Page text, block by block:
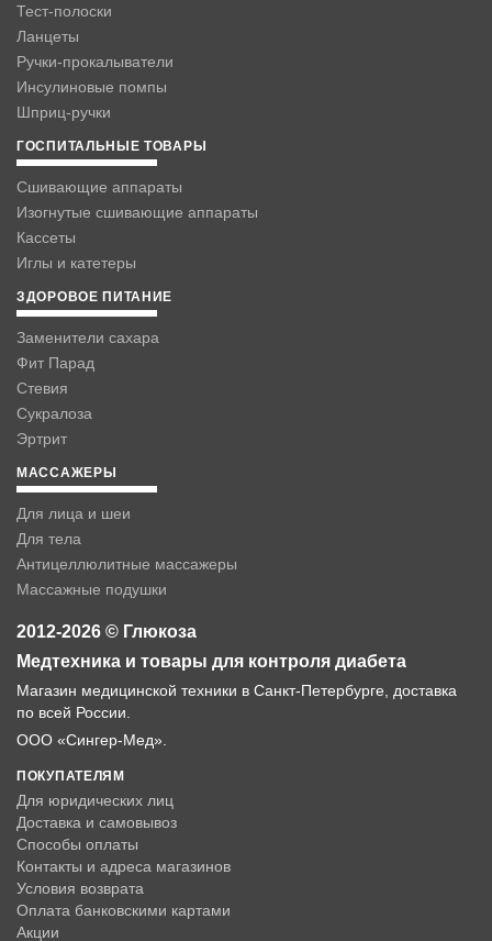
Тест-полоски
Ланцеты
Ручки-прокалыватели
Инсулиновые помпы
Шприц-ручки
ГОСПИТАЛЬНЫЕ ТОВАРЫ
Сшивающие аппараты
Изогнутые сшивающие аппараты
Кассеты
Иглы и катетеры
ЗДОРОВОЕ ПИТАНИЕ
Заменители сахара
Фит Парад
Стевия
Сукралоза
Эртрит
МАССАЖЕРЫ
Для лица и шеи
Для тела
Антицеллюлитные массажеры
Массажные подушки
2012-2026 © Глюкоза
Медтехника и товары для контроля диабета
Магазин медицинской техники в Санкт-Петербурге, доставка
по всей России.
ООО «Сингер-Мед».
ПОКУПАТЕЛЯМ
Для юридических лиц
Доставка и самовывоз
Способы оплаты
Контакты и адреса магазинов
Условия возврата
Оплата банковскими картами
Акции